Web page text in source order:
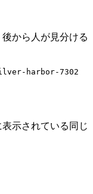
から人が見分ける
harbor-7302
示されている同じ